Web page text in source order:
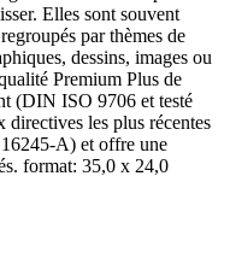
Elles sont souvent
par thèmes de
dessins, images ou
Premium Plus de
(DIN ISO 9706 et testé
directives les plus récentes
A) et offre une
format: 35,0 x 24,0